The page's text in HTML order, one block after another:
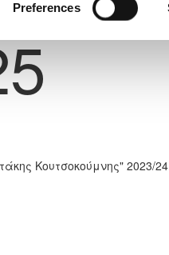
Preferences
Number
Κουτσοκούμνης" 2023/24